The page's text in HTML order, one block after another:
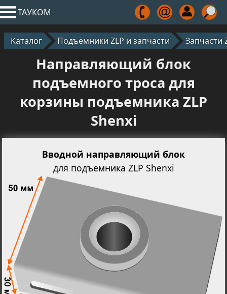
ТАУКОМ
Каталог Подъёмники ZLP и запчасти Запчасти
Направляющий блок
подъемного троса для
корзины подъемника ZLP
Shenxi
Вводной направляющий блок
для подъемника ZLP Shenxi